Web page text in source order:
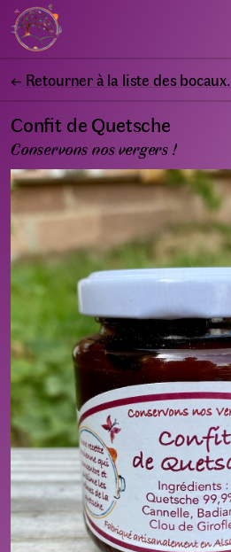
← Retourner à la liste des bocaux.
Confit de Quetsche
Conservons nos vergers !